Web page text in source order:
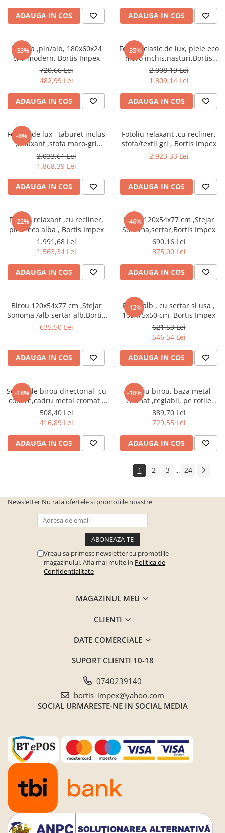
Mobilier Birou
Fotolii
Birouri
Birouri pe colt
Canapele birou
Dulapuri birou/bibliorafturi
Mese birou
Scaune Birou
Scaune conferinta-vizitator
Seturi mobilier birou complet
Camera copiilor
Birouri camera copilului
Fotolii
Paturi pentru copii
Paturi supraetajate
Covoare
COVOARE CLASICE
LUNG
Mobilier Gradina
Mese gradina
Scaune de gradina
Seturi de gradina
Sezlonguri
Sezlonguri de gradina si terasa
,Chiuvete si baterii
Baterii bucatarie
incorporabile
Oale sub presiune
Plite incorporabile
Coltare/canapele in L
Paturi tapitate dormitor
Jaluzele verticale la comanda
discount ) - %
Promotii lunare
Produse cu livrare in 24H
Mobilier clasic/rustic/vintage
Mobilier tapitat
Paturi tapitate dormitor
Toate Produsele
ADAUGA IN COS ADAUGA IN COS
-33%
Etajera ,pin/alb, 180x60x24
cm, modern, Bortis Impex
720,66 Lei
482,99 Lei
ADAUGA IN COS
-35%
Fotoliu clasic de lux, piele eco
maro inchis,nasturi,Bortis
Impex
2.008,19 Lei
1.309,14 Lei
ADAUGA IN COS
-8%
Fotoliu de lux , taburet inclus
,relaxant ,stofa maro-gri
,reglabil, suport pentru
picioare
2.033,61 Lei
1.868,39 Lei
ADAUGA IN COS
Fotoliu relaxant ,cu recliner,
stofa/textil gri , Bortis Impex
2.923,33 Lei
ADAUGA IN COS
-22%
Fotoliu relaxant ,cu recliner,
piele eco alba , Bortis Impex
1.991,68 Lei
1.563,34 Lei
ADAUGA IN COS
-46%
Birou 120x54x77 cm ,Stejar
Sonoma,sertar,Bortis Impex
690,16 Lei
375,00 Lei
ADAUGA IN COS
Birou 120x54x77 cm ,Stejar
Sonoma /alb,sertar alb,Bortis
Impex
635,50 Lei
ADAUGA IN COS
-12%
Birou alb , cu sertar si usa ,
109x75x50 cm, Bortis Impex
621,53 Lei
546,54 Lei
ADAUGA IN COS
-18%
Scaun de birou directorial, cu
cotiere,cadru metal cromat ,
mesh negru, modern
,inaltime reglabila,Bortis
508,40 Lei
416,89 Lei
ADAUGA IN COS
-18%
Fotoliu birou, baza metal
cromat ,reglabil, pe rotile
,piele eco alb,Bortis
889,70 Lei
729,55 Lei
ADAUGA IN COS
1 2 3 ... 24
Newsletter Nu rata ofertele si promotiile noastre
Vreau sa primesc newsletter cu promotiile
magazinului. Afla mai multe in Politica de
Confidentialitate
MAGAZINUL MEU
CLIENTI
DATE COMERCIALE
SUPORT CLIENTI 10-18
0740239140
bortis_impex@yahoo.com
SOCIAL URMARESTE-NE IN SOCIAL MEDIA